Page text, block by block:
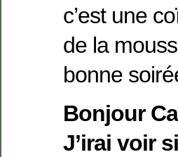
c’est une
de la
bonne
Bonjour
J’irai voir